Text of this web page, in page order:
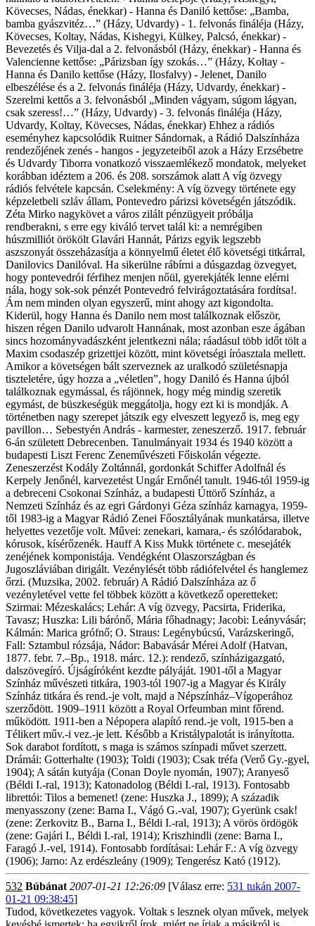
Kövecses, Nádas, énekkar) - Hanna és Daniló kettőse: „Bamba,
bamba gyászvitéz…” (Házy, Udvardy) - 1. felvonás fináléja (Házy,
Kövecses, Koltay, Nádas, Kishegyi, Külkey, Palcsó, énekkar) -
Bevezetés és Vilja-dal a 2. felvonásból (Házy, énekkar) - Hanna és
Valencienne kettőse: „Párizsban így szokás…” (Házy, Koltay -
Hanna és Danilo kettőse (Házy, Ilosfalvy) - Jelenet, Danilo
elbeszélése és a 2. felvonás fináléja (Házy, Udvardy, énekkar) -
Szerelmi kettős a 3. felvonásból „Minden vágyam, súgom lágyan,
csak szeress!…” (Házy, Udvardy) - 3. felvonás fináléja (Házy,
Udvardy, Koltay, Kövecses, Nádas, énekkar) Ehhez a rádiós
eseményhez kapcsolódik Ruitner Sándornak, a Rádió Dalszínháza
rendezőjének zenés - hangos - jegyzeteiből azok a Házy Erzsébetre
és Udvardy Tiborra vonatkozó visszaemlékező mondatok, melyeket
korábban idéztem a 206. és 208. sorszámok alatt A víg özvegy
rádiós felvétele kapcsán. Cselekmény: A víg özvegy története egy
képzeletbeli szláv állam, Pontevedro párizsi követségén játszódik.
Zéta Mirko nagykövet a város zilált pénzügyeit próbálja
rendberakni, s erre egy kiváló tervet talál ki: a nemrégiben
húszmilliót örökölt Glavári Hannát, Párizs egyik legszebb
aszszonyát összeházasítja a könnyelmű életet élő követségi titkárral,
Danilovics Danilóval. Ha sikerülne rábírni a dúsgazdag özvegyet,
hogy pontevedrói férfihez menjen nőül, gyerekjáték lenne elérni
nála, hogy sok-sok pénzét Pontevedró felvirágoztatására fordítsa!.
Ám nem minden olyan egyszerű, mint ahogy azt kigondolta.
Kiderül, hogy Hanna és Danilo nem most találkoznak először,
hiszen régen Danilo udvarolt Hannának, most azonban esze ágában
sincs hozományvadászként jelentkezni nála; ráadásul több időt tölt a
Maxim csodaszép grizettjei között, mint követségi íróasztala mellett.
Amikor a követségen bált szerveznek az uralkodó születésnapja
tiszteletére, úgy hozza a „véletlen”, hogy Daniló és Hanna újból
találkoznak egymással, és rájönnek, hogy még mindig szeretik
egymást, de büszkeségük meggátolja, hogy ezt ki is mondják. A
történetben nagy szerepet játszik egy elveszett legyező is, meg egy
pavillon… Sebestyén András - karmester, zeneszerző. 1917. február
6-án született Debrecenben. Tanulmányait 1934 és 1940 között a
budapesti Liszt Ferenc Zeneművészeti Főiskolán végezte.
Zeneszerzést Kodály Zoltánnál, gordonkát Schiffer Adolfnál és
Kerpely Jenőnél, karvezetést Ungár Ernőnél tanult. 1946-tól 1959-ig
a debreceni Csokonai Színház, a budapesti Úttörő Színház, a
Nemzeti Színház és az egri Gárdonyi Géza színház karnagya, 1959-
től 1983-ig a Magyar Rádió Zenei Főosztályának munkatársa, illetve
helyettes vezetője volt. Művei: zenekari, kamara,- és szólódarabok,
kórusok, kísérőzenék. Hauff A Kiss Mukk története c. mesejáték
zenéjének komponistája. Vendégként Olaszországban és
Jugoszláviában dirigált. Vezénylését több rádiófelvétel és hanglemez
őrzi. (Muzsika, 2002. február) A Rádió Dalszínháza az ő
vezényletével vette fel többek között a következő operetteket:
Szirmai: Mézeskalács; Lehár: A víg özvegy, Pacsirta, Friderika,
Tavasz; Huszka: Lili bárónő, Mária főhadnagy; Jacobi: Leányvásár;
Kálmán: Marica grófnő; O. Straus: Legénybúcsú, Varázskeringő,
Fall: Sztambul rózsája, Nádor: Babavásár Mérei Adolf (Hatvan,
1877. febr. 7.–Bp., 1918. márc. 12.): rendező, színházigazgató,
dalszövegíró. Újságíróként kezdte pályáját. 1901-től a Magyar
Színház művészeti titkára, 1903-tól 1907-ig a Magyar és Király
Színház titkára és rend.-je volt, majd a Népszínház–Vígoperához
szerződött. 1909–1911 között a Royal Orfeumban mint főrend.
működött. 1911-ben a Népopera alapító rend.-je volt, 1915-ben a
Télikert műv.-i vez.-je lett. Később a Kristálypalotát is irányította.
Sok darabot fordított, s maga is számos színpadi művet szerzett.
Drámái: Gotterhalte (1903); Toldi (1903); Csak tréfa (Verő Gy.-gyel,
1904); A sátán kutyája (Conan Doyle nyomán, 1907); Aranyeső
(Béldi I.-ral, 1913); Katonadolog (Béldi I.-ral, 1913). Fontosabb
librettói: Tilos a bemenet! (zene: Huszka J., 1899); A századik
menyasszony (zene: Barna I., Vágó G.-val, 1907); Gyerünk csak!
(zene: Zerkovitz B., Barna I., Béldi I.-ral, 1913); A vörös ördögök
(zene: Gajári I., Béldi I.-ral, 1914); Kriszhindli (zene: Barna I.,
Faragó J.-vel, 1914). Fontosabb fordításai: Lehár F.: A víg özvegy
(1906); Jarno: Az erdészleány (1909); Tengerész Kató (1912).
532 Búbánat 2007-01-21 12:26:09 [Válasz erre: 531 tukán 2007-
01-21 09:38:45]
Tudod, következetes vagyok. Voltak s lesznek olyan művek, melyek